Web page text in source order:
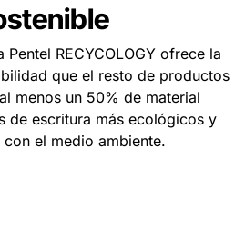
RECYCOLOGY ofrece la
que el resto de productos
menos un 50% de material
de escritura más ecológicos y
con el medio ambiente.